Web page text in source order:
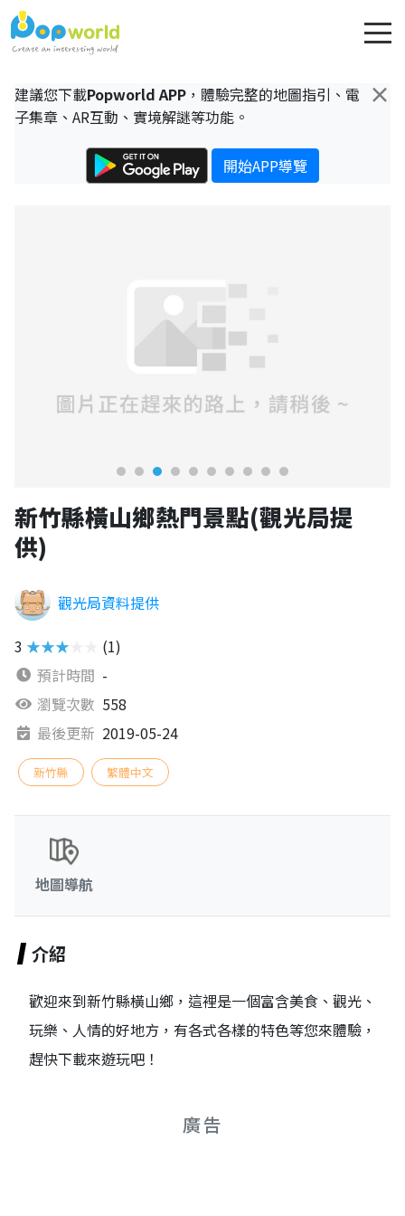
×
建議您下載Popworld APP ，體驗完整的地圖指引、電
子集章、AR互動、實境解謎等功能。
開始APP導覽
新竹縣橫山鄉熱門景點(觀光局提
供)
觀光局資料提供
3 ★★★★★
(1)
預計時間 -
瀏覽次數 558
最後更新 2019-05-24
新竹縣 繁體中文
地圖導航
介紹
歡迎來到新竹縣橫山鄉，這裡是一個富含美食、觀光、
玩樂、人情的好地方，有各式各樣的特色等您來體驗，
趕快下載來遊玩吧！
廣告